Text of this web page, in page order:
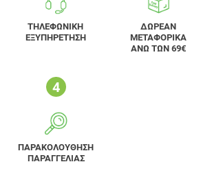
ΤΗΛΕΦΩΝΙΚΗ
ΕΞΥΠΗΡΕΤΗΣΗ
ΔΩΡΕΑΝ
ΜΕΤΑΦΟΡΙΚΑ
ΑΝΩ ΤΩΝ 69€
ΠΑΡΑΚΟΛΟΥΘΗΣΗ
ΠΑΡΑΓΓΕΛΙΑΣ